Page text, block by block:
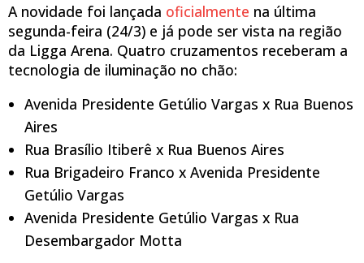
A novidade foi lançada oficialmente na última
segunda-feira (24/3) e já pode ser vista na região
da Ligga Arena. Quatro cruzamentos receberam a
tecnologia de iluminação no chão:
Avenida Presidente Getúlio Vargas x Rua Buenos
Aires
Rua Brasílio Itiberê x Rua Buenos Aires
Rua Brigadeiro Franco x Avenida Presidente
Getúlio Vargas
Avenida Presidente Getúlio Vargas x Rua
Desembargador Motta